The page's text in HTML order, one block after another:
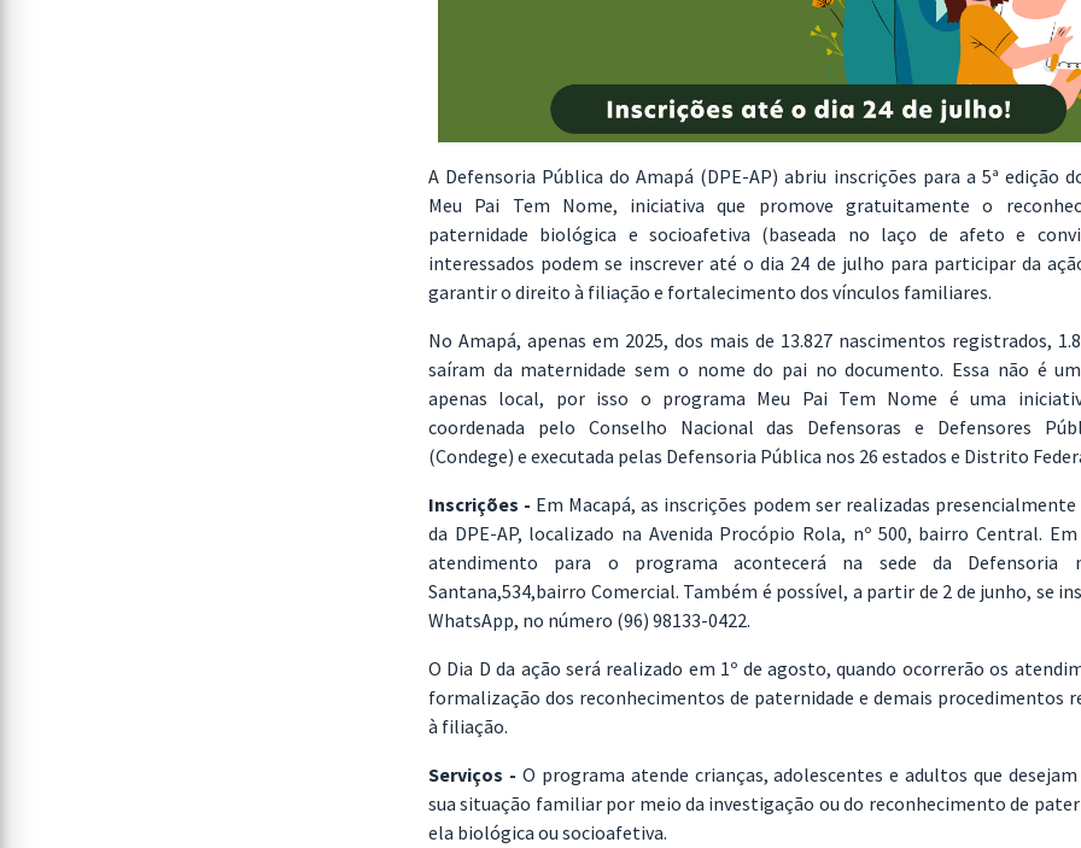
A Defensoria Pública do Amapá (DPE-AP) abriu inscrições para a 5ª edição
Meu Pai Tem Nome, iniciativa que promove gratuitamente o
paternidade biológica e socioafetiva (baseada no laço de afeto e
interessados podem se inscrever até o dia 24 de julho para participar da
garantir o direito à filiação e fortalecimento dos vínculos familiares.
No Amapá, apenas em 2025, dos mais de 13.827 nascimentos registrados,
saíram da maternidade sem o nome do pai no documento. Essa não é
apenas local, por isso o programa Meu Pai Tem Nome é uma
coordenada pelo Conselho Nacional das Defensoras e Defensores
(Condege) e executada pelas Defensoria Pública nos 26 estados e Distrito
Inscrições - Em Macapá, as inscrições podem ser realizadas presencialmente
da DPE-AP, localizado na Avenida Procópio Rola, nº 500, bairro Central.
atendimento para o programa acontecerá na sede da Defensoria
Santana,534,bairro Comercial. Também é possível, a partir de 2 de junho, se
WhatsApp, no número (96) 98133-0422.
O Dia D da ação será realizado em 1º de agosto, quando ocorrerão os
formalização dos reconhecimentos de paternidade e demais procedimentos
à filiação.
Serviços - O programa atende crianças, adolescentes e adultos que
sua situação familiar por meio da investigação ou do reconhecimento de
ela biológica ou socioafetiva.